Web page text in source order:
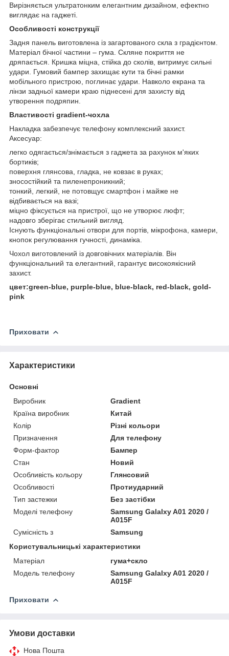
Вирізняється ультратонким елегантним дизайном, ефектно
виглядає на гаджеті.
Особливості конструкції
Задня панель виготовлена із загартованого скла з градієнтом.
Матеріал бічної частини – гума. Скляне покриття не
дряпається. Кришка міцна, стійка до сколів, витримує сильні
удари. Гумовий бампер захищає кути та бічні рамки
мобільного пристрою, поглинає удари. Навколо екрана та
лінзи задньої камери краю піднесені для захисту від
утворення подряпин.
Властивості gradient-чохла
Накладка забезпечує телефону комплексний захист.
Аксесуар:
легко одягається/знімається з гаджета за рахунок м'яких
бортиків;
поверхня глянсова, гладка, не ковзає в руках;
зносостійкий та пиленепроникний;
тонкий, легкий, не потовщує смартфон і майже не
відбивається на вазі;
міцно фіксується на пристрої, що не утворює люфт;
надовго зберігає стильний вигляд.
Існують функціональні отвори для портів, мікрофона, камери,
кнопок регулювання гучності, динаміка.
Чохол виготовлений із довговічних матеріалів. Він
функціональний та елегантний, гарантує високоякісний
захист.
цвет:green-blue, purple-blue, blue-black, red-black, gold-
pink
Приховати
Характеристики
Основні
Виробник
Gradient
Країна виробник
Китай
Колір
Різні кольори
Призначення
Для телефону
Форм-фактор
Бампер
Стан
Новий
Особливість кольору
Глянсовий
Особливості
Протиударний
Тип застежки
Без застібки
Моделі телефону
Samsung Galalxy A01 2020 /
A015F
Сумісність з
Samsung
Користувальницькі характеристики
Матеріал
гума+скло
Модель телефону
Samsung Galalxy A01 2020 /
A015F
Приховати
Умови доставки
Нова Пошта